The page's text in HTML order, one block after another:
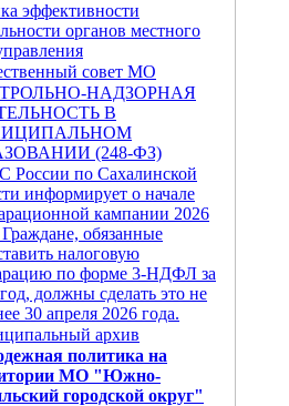
эффективности
органов местного
совет МО
НАДЗОРНАЯ
В
(248-ФЗ)
по Сахалинской
информирует о начале
кампании 2026
Граждане, обязанные
налоговую
по форме 3-НДФЛ за
должны сделать это не
30 апреля 2026 года.
архив
политика на
МО "Южно-
городской округ"